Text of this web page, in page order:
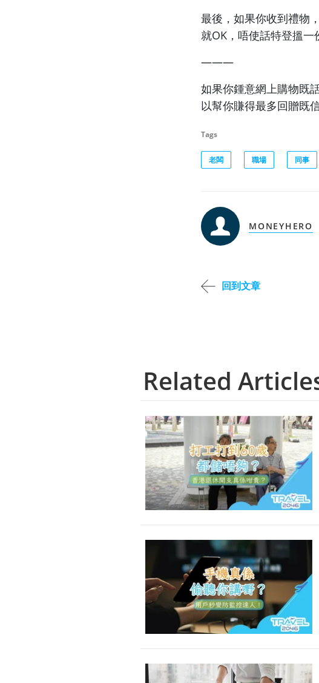
最後，如果你收到禮物
就OK，唔使話特登搵一
———
如果你鍾意網上購物既
以幫你賺得最多回贈既
Tags
老闆 職場 同事
MONEYHERO
回到文章
Related